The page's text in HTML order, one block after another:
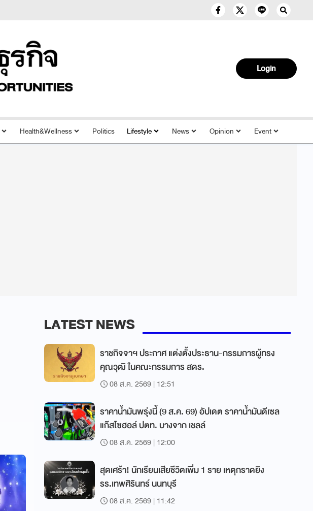
Login
Health&Wellness Politics Lifestyle News Opinion Event
LATEST NEWS
ราชกิจจาฯ ประกาศ แต่งตั้งประธาน-กรรมการผู้ทรง
คุณวุฒิ ในคณะกรรมการ สดร.
08 ส.ค. 2569 | 12:51
ราคาน้ำมันพรุ่งนี้ (9 ส.ค. 69) อัปเดต ราคาน้ำมันดีเซล
แก๊สโซฮอล์ ปตท. บางจาก เชลล์
08 ส.ค. 2569 | 12:00
สุดเศร้า! นักเรียนเสียชีวิตเพิ่ม 1 ราย เหตุกราดยิง
รร.เทพศิรินทร์ นนทบุรี
08 ส.ค. 2569 | 11:42